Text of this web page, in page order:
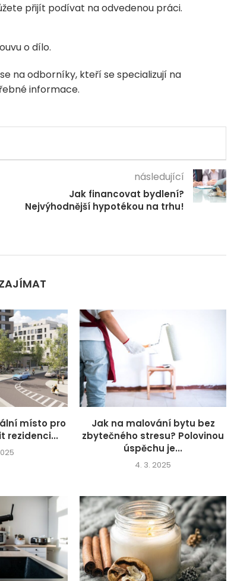
přijít podívat na odvedenou práci.
o dílo.
na odborníky, kteří se specializují na
informace.
následující
Jak financovat bydlení?
Nejvýhodnější hypotékou na trhu!
místo pro
rezidenci...
Jak na malování bytu bez
zbytečného stresu? Polovinou
úspěchu je...
4. 3. 2025